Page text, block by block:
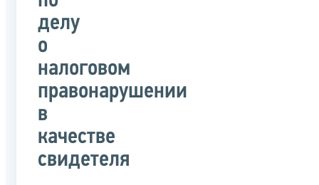
делу
о
налоговом
правонарушении
в
качестве
свидетеля